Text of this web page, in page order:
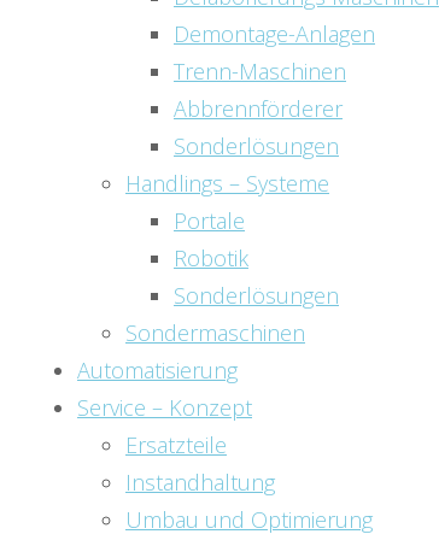
Demontage-Anlagen
Trenn-Maschinen
Abbrennförderer
Sonderlösungen
Handlings – Systeme
Portale
Robotik
Sonderlösungen
Sondermaschinen
Automatisierung
Service – Konzept
Ersatzteile
Instandhaltung
Umbau und Optimierung